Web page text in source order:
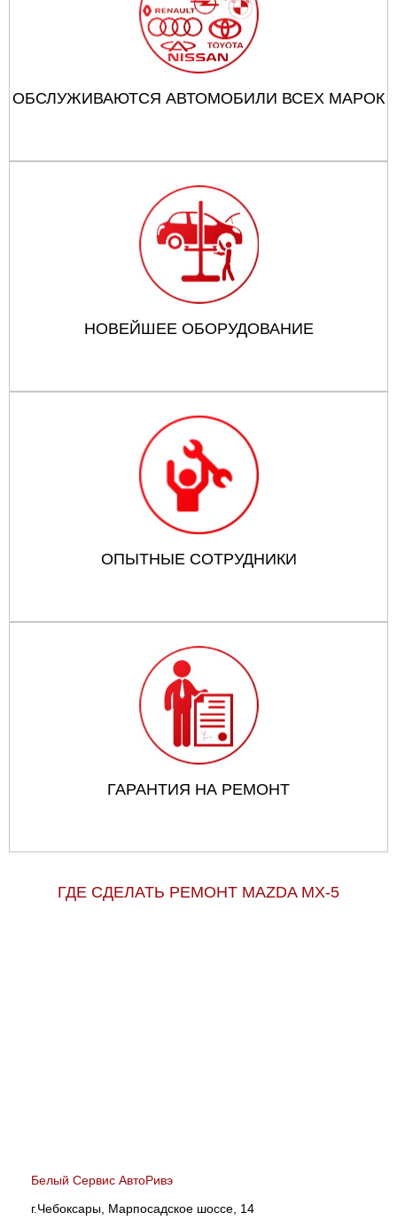
ОБСЛУЖИВАЮТСЯ АВТОМОБИЛИ ВСЕХ МАРОК
НОВЕЙШЕЕ ОБОРУДОВАНИЕ
ОПЫТНЫЕ СОТРУДНИКИ
ГАРАНТИЯ НА РЕМОНТ
ГДЕ СДЕЛАТЬ РЕМОНТ MAZDA MX-5
Белый Сервис АвтоРивэ
г.Чебоксары, Марпосадское шоссе, 14